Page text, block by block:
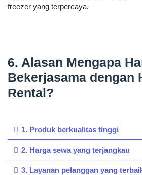
freezer yang terpercaya.
6. Alasan Mengapa
Bekerjasama dengan
Rental?
1. Produk berkualitas tinggi
2. Harga sewa yang terjangkau
3. Layanan pelanggan yang